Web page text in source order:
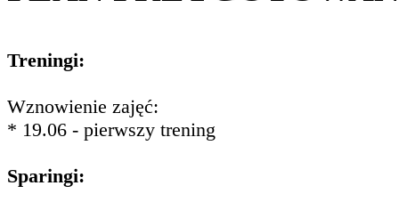
Treningi:
Wznowienie zajęć:
* 19.06 - pierwszy trening
Sparingi: